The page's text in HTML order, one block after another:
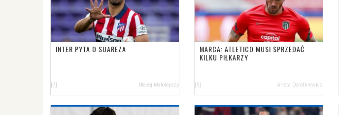
INTER PYTA O SUAREZA
[7] Błażej Małolepszy
MARCA: ATLETICO MUSI SPRZEDAĆ
KILKU PIŁKARZY
[5] Aneta Dorotkiewicz